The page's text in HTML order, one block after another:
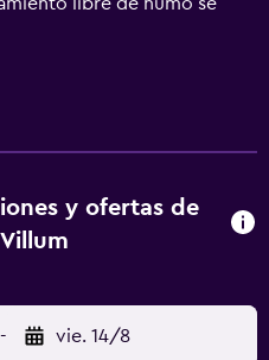
Hammershus
cuentan con
se sirve un desayuno
está a 11 km del
y ofertas de
- vie. 14/8